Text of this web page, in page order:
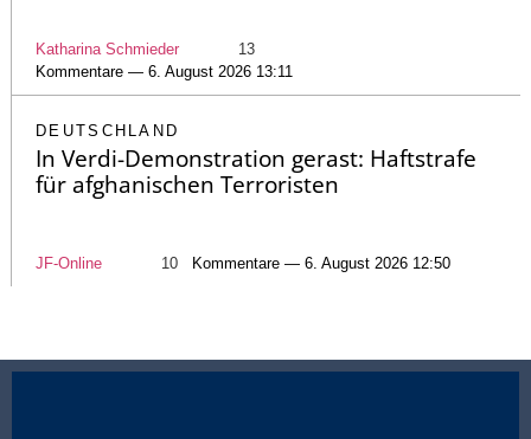
Katharina Schmieder
13
Kommentare — 6. August 2026 13:11
DEUTSCHLAND
In Verdi-Demonstration gerast: Haftstrafe
für afghanischen Terroristen
JF-Online 10 Kommentare — 6. August 2026 12:50